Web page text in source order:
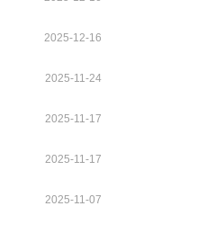
2025-12-16
2025-11-24
2025-11-17
2025-11-17
2025-11-07